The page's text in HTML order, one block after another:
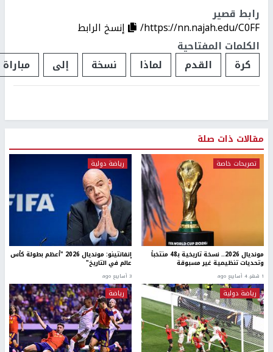
رابط قصير
https://nn.najah.edu/C0FF/
إنسخ الرابط
الكلمات المفتاحية
كرة
القدم لماذا نسخة إلى مباراة
مقالات ذات صلة
تصريحات خاصة
مونديال 2026.. نسخة تاريخية بـ48 منتخباً
وتحديات تنظيمية غير مسبوقة
1 شهر، 4 أسابيع ago
رياضة دولية
إنفانتينو: مونديال 2026 "أعظم بطولة كأس
عالم في التاريخ"
3 أسابيع ago
رياضة دولية رياضة